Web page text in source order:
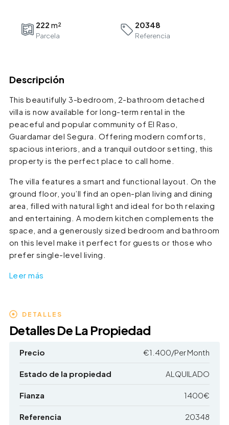
222
Parcela
20348
Referencia
Descripción
This beautifully 3-bedroom, 2-bathroom detached
villa is now available for long-term rental in the
peaceful and popular community of El Raso,
Guardamar del Segura. Offering modern comforts,
spacious interiors, and a tranquil outdoor setting, this
property is the perfect place to call home.
The villa features a smart and functional layout. On the
ground floor, you’ll find an open-plan living and dining
area, filled with natural light and ideal for both relaxing
and entertaining. A modern kitchen complements the
space, and a generously sized bedroom and bathroom
on this level make it perfect for guests or those who
prefer single-level living.
Leer más
DETALLES
Detalles De La Propiedad
Precio €1.400/Per Month
Estado de la propiedad ALQUILADO
Fianza 1400€
Referencia 20348